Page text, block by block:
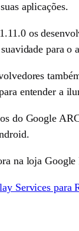
aplicações.
os
para
entender a
do Google
na loja Google
Services para